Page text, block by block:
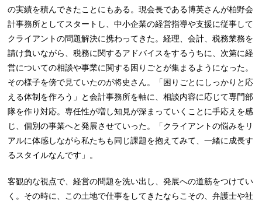
の実績を積んできたことにもある。現会長である博英さんが柏野会
計事務所としてスタートし、中小企業の経営指導や支援に従事して
クライアントの問題解決に携わってきた。経理、会計、税務業務を
請け負いながら、税務に関するアドバイスをするうちに、次第に経
営についての相談や事業に関する困りごとが集まるようになった。
その様子を傍で見ていたのが将史さん。「困りごとにしっかりと応
える体制を作ろう」と会計事務所を軸に、相談内容に応じて専門部
隊を作り対応。専任性が増し知見が深まっていくことに手応えを感
じ、個別の事業へと発展させていった。「クライアントの悩みをリ
アルに体感しながら私たちも同じ課題を抱えてみて、一緒に成長す
るスタイルなんです」。
客観的な視点で、経営の問題を洗い出し、発展への道筋をつけてい
く。その時に、この土地で仕事をしてきたならこその、弁護士や社